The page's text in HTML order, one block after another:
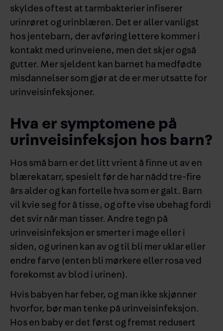
skyldes oftest at tarmbakterier infiserer
urinrøret og urinblæren. Det er aller vanligst
hos jentebarn, der avføring lettere kommer i
kontakt med urinveiene, men det skjer også
gutter. Mer sjeldent kan barnet ha medfødte
misdannelser som gjør at de er mer utsatte for
urinveisinfeksjoner.
Hva er symptomene på
urinveisinfeksjon hos barn?
Hos små barn er det litt vrient å finne ut av en
blærekatarr, spesielt før de har nådd tre-fire
års alder og kan fortelle hva som er galt. Barn
vil kvie seg for å tisse, og ofte vise ubehag fordi
det svir når man tisser. Andre tegn på
urinveisinfeksjon er smerter i mage eller i
siden, og urinen kan av og til bli mer uklar eller
endre farve (enten bli mørkere eller rosa ved
forekomst av blod i urinen).
Hvis babyen har feber, og man ikke skjønner
hvorfor, bør man tenke på urinveisinfeksjon.
Hos en baby er det først og fremst redusert